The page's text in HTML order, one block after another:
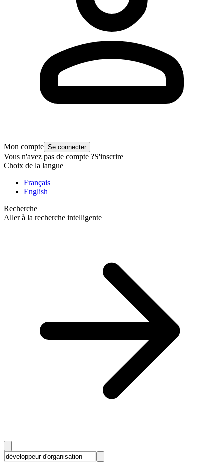
Mon compte Se connecter
Vous n'avez pas de compte ?S'inscrire
Choix de la langue
Français
English
Recherche
Aller à la recherche intelligente